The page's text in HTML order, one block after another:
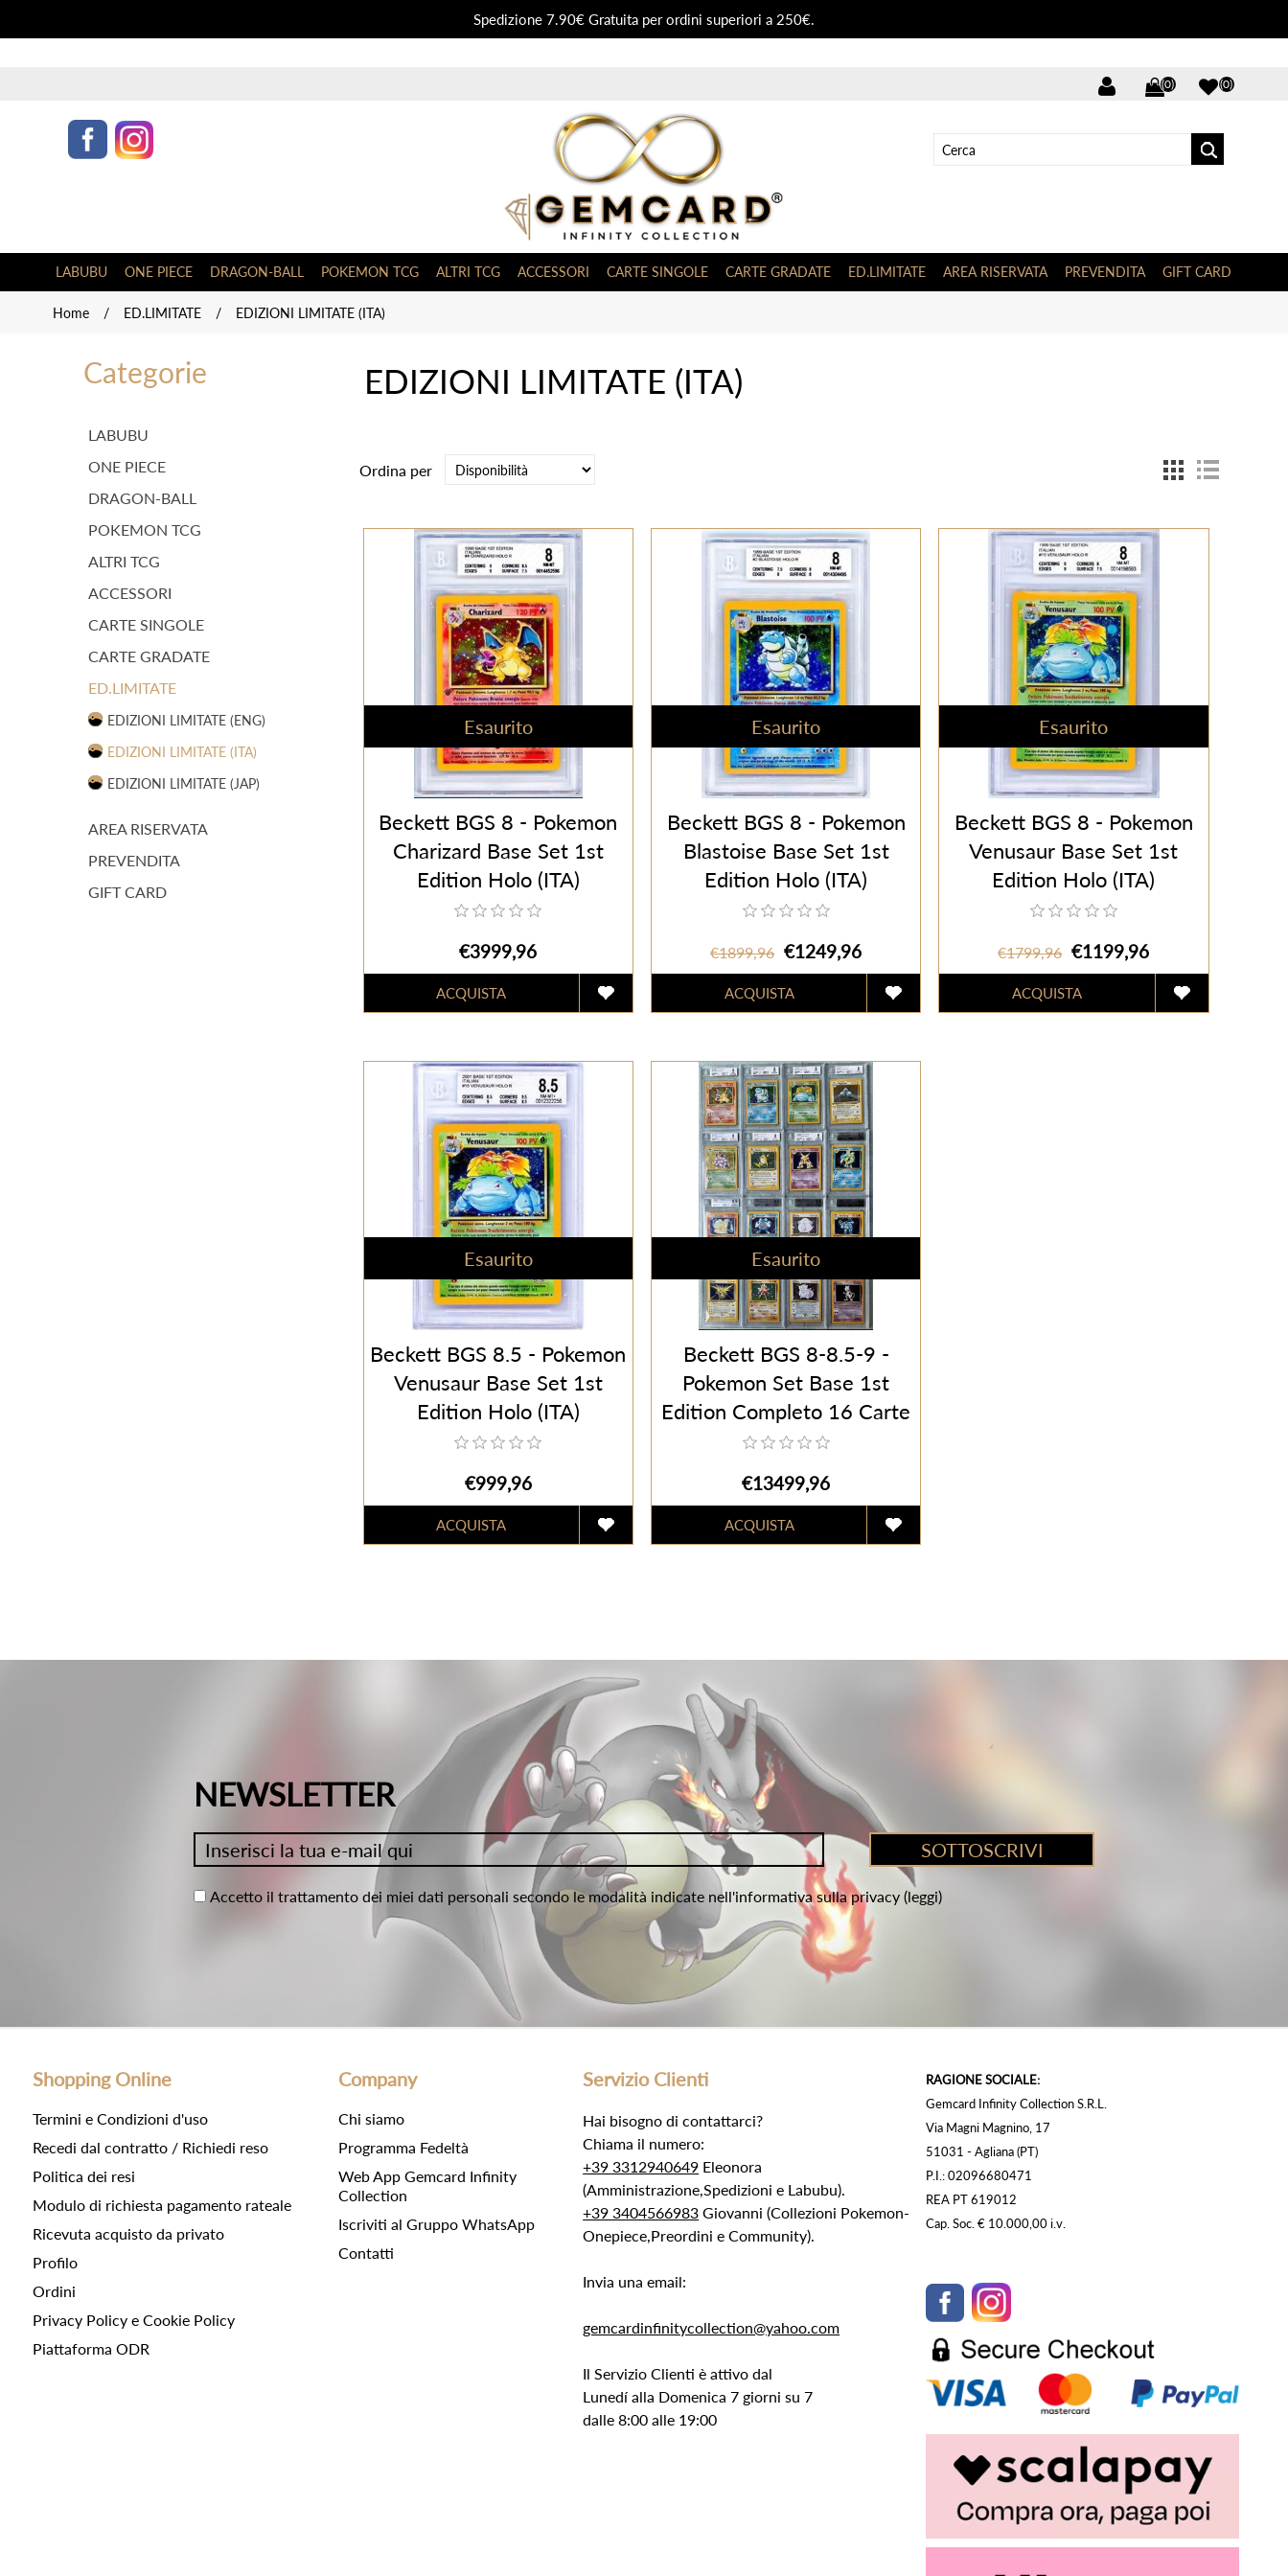
Spedizione 7.90€ Gratuita per ordini superiori a 250€.
(0) (0)
LABUBU ONE PIECE DRAGON-BALL POKEMON TCG ALTRI TCG ACCESSORI CARTE SINGOLE CARTE GRADATE ED.LIMITATE AREA RISERVATA PREVENDITA GIFT CARD
Home / ED.LIMITATE / EDIZIONI LIMITATE (ITA)
Categorie
LABUBU
ONE PIECE
DRAGON-BALL
POKEMON TCG
ALTRI TCG
ACCESSORI
CARTE SINGOLE
CARTE GRADATE
ED.LIMITATE
EDIZIONI LIMITATE (ENG)
EDIZIONI LIMITATE (ITA)
EDIZIONI LIMITATE (JAP)
AREA RISERVATA
PREVENDITA
GIFT CARD
EDIZIONI LIMITATE (ITA)
Ordina per
Esaurito
Beckett BGS 8 - Pokemon
Charizard Base Set 1st
Edition Holo (ITA)
€3999,96
Esaurito
Beckett BGS 8 - Pokemon
Blastoise Base Set 1st
Edition Holo (ITA)
€1899,96 €1249,96
Esaurito
Beckett BGS 8 - Pokemon
Venusaur Base Set 1st
Edition Holo (ITA)
€1799,96 €1199,96
Esaurito
Beckett BGS 8.5 - Pokemon
Venusaur Base Set 1st
Edition Holo (ITA)
€999,96
Esaurito
Beckett BGS 8-8.5-9 -
Pokemon Set Base 1st
Edition Completo 16 Carte
Holo (ITA)
€13499,96
NEWSLETTER
Accetto il trattamento dei miei dati personali secondo le modalità indicate nell'informativa sulla privacy (leggi)
Shopping Online
Termini e Condizioni d'uso
Recedi dal contratto / Richiedi reso
Politica dei resi
Modulo di richiesta pagamento rateale
Ricevuta acquisto da privato
Profilo
Ordini
Privacy Policy e Cookie Policy
Piattaforma ODR
Company
Chi siamo
Programma Fedeltà
Web App Gemcard Infinity
Collection
Iscriviti al Gruppo WhatsApp
Contatti
Servizio Clienti
Hai bisogno di contattarci?
Chiama il numero:
+39 3312940649 Eleonora
(Amministrazione,Spedizioni e Labubu).
+39 3404566983 Giovanni (Collezioni Pokemon-
Onepiece,Preordini e Community).
Invia una email:
gemcardinfinitycollection@yahoo.com
Il Servizio Clienti è attivo dal
Lunedí alla Domenica 7 giorni su 7
dalle 8:00 alle 19:00
RAGIONE SOCIALE:
Gemcard Infinity Collection S.R.L.
Via Magni Magnino, 17
51031 - Agliana (PT)
P.I.: 02096680471
REA PT 619012
Cap. Soc. € 10.000,00 i.v.